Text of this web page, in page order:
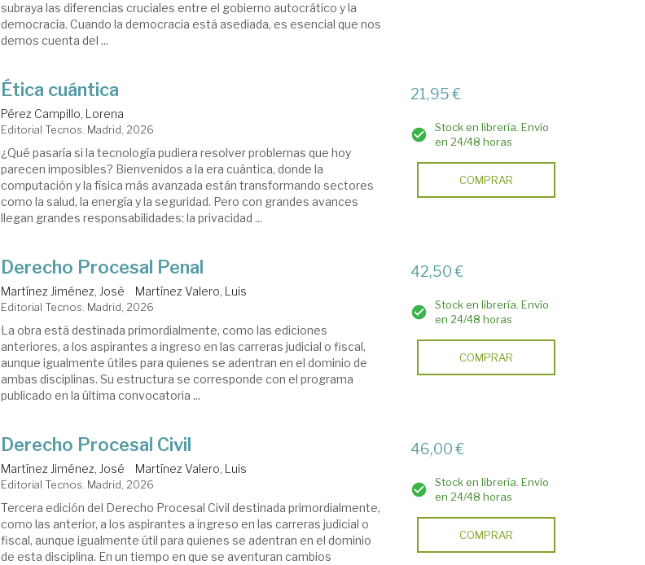
subraya las diferencias cruciales entre el gobierno autocrático y la
democracia. Cuando la democracia está asediada, es esencial que nos
demos cuenta del ...
Ética cuántica
Pérez Campillo, Lorena
Editorial Tecnos. Madrid, 2026
¿Qué pasaría si la tecnología pudiera resolver problemas que hoy
parecen imposibles? Bienvenidos a la era cuántica, donde la
computación y la física más avanzada están transformando sectores
como la salud, la energía y la seguridad. Pero con grandes avances
llegan grandes responsabilidades: la privacidad ...
21,95 €
Stock en librería. Envío
en 24/48 horas
COMPRAR
Derecho Procesal Penal
Martínez Jiménez, José Martínez Valero, Luis
Editorial Tecnos. Madrid, 2026
La obra está destinada primordialmente, como las ediciones
anteriores, a los aspirantes a ingreso en las carreras judicial o fiscal,
aunque igualmente útiles para quienes se adentran en el dominio de
ambas disciplinas. Su estructura se corresponde con el programa
publicado en la última convocatoria ...
42,50 €
Stock en librería. Envío
en 24/48 horas
COMPRAR
Derecho Procesal Civil
Martínez Jiménez, José Martínez Valero, Luis
Editorial Tecnos. Madrid, 2026
Tercera edición del Derecho Procesal Civil destinada primordialmente,
como las anterior, a los aspirantes a ingreso en las carreras judicial o
fiscal, aunque igualmente útil para quienes se adentran en el dominio
de esta disciplina. En un tiempo en que se aventuran cambios
46,00 €
Stock en librería. Envío
en 24/48 horas
COMPRAR